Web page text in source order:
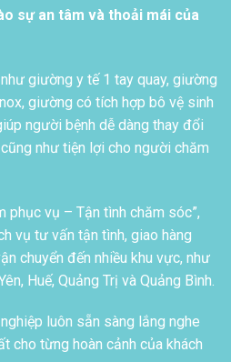
sự an tâm và thoải mái của
giường y tế 1 tay quay, giường
giường có tích hợp bô vệ sinh
người bệnh dễ dàng thay đổi
như tiện lợi cho người chăm
phục vụ – Tận tình chăm sóc”,
vụ tư vấn tận tình, giao hàng
chuyển đến nhiều khu vực, như
Huế, Quảng Trị và Quảng Bình.
luôn sẵn sàng lắng nghe
cho từng hoàn cảnh của khách